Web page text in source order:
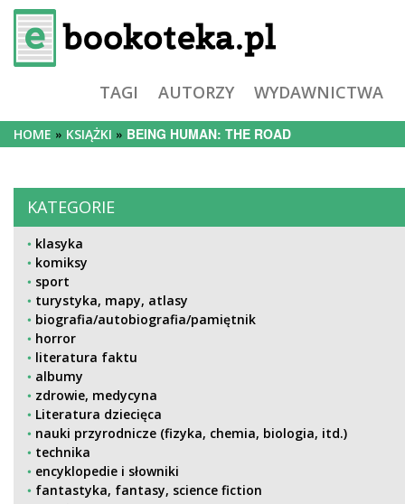
TAGI AUTORZY WYDAWNICTWA
HOME KSIĄŻKI BEING HUMAN: THE ROAD
KATEGORIE
klasyka
komiksy
sport
turystyka, mapy, atlasy
biografia/autobiografia/pamiętnik
horror
literatura faktu
albumy
zdrowie, medycyna
Literatura dziecięca
nauki przyrodnicze (fizyka, chemia, biologia, itd.)
technika
encyklopedie i słowniki
fantastyka, fantasy, science fiction